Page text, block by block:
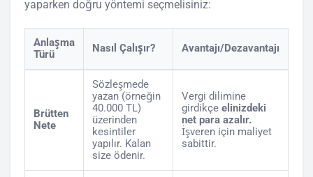
yaparken doğru yöntemi seçmelisiniz:
Anlaşma
Türü
Nasıl Çalışır? Avantajı/Dezavantajı
Brütten
Nete
Sözleşmede
yazan (örneğin
40.000 TL)
üzerinden
kesintiler
yapılır. Kalan
size ödenir.
Vergi dilimine
girdikçe elinizdeki
net para azalır.
İşveren için maliyet
sabittir.